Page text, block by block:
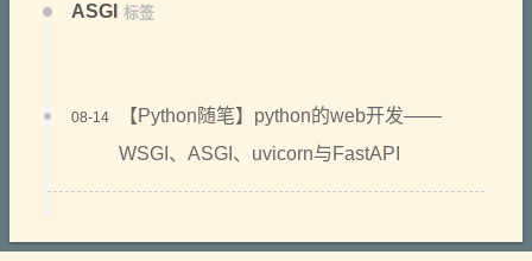
ASGI 标签
【Python随笔】python的web开发——
WSGI、ASGI、uvicorn与FastAPI
08-14